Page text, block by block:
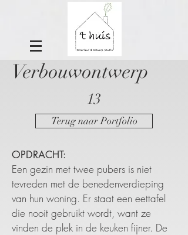
Verbouwontwerp
13
Terug naar Portfolio
OPDRACHT:
Een gezin met twee pubers is niet
tevreden met de benedenverdieping
van hun woning. Er staat een eettafel
die nooit gebruikt wordt, want ze
vinden de plek in de keuken fijner. De